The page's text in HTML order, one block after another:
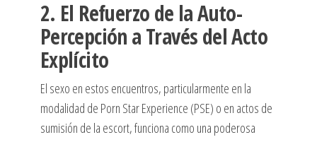
2. El Refuerzo de la Auto-
Percepción a Través del Acto
Explícito
El sexo en estos encuentros, particularmente en la
modalidad de Porn Star Experience (PSE) o en actos de
sumisión de la escort, funciona como una poderosa